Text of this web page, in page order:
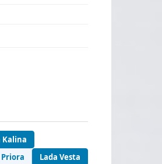
Kalina
Priora
Lada Vesta